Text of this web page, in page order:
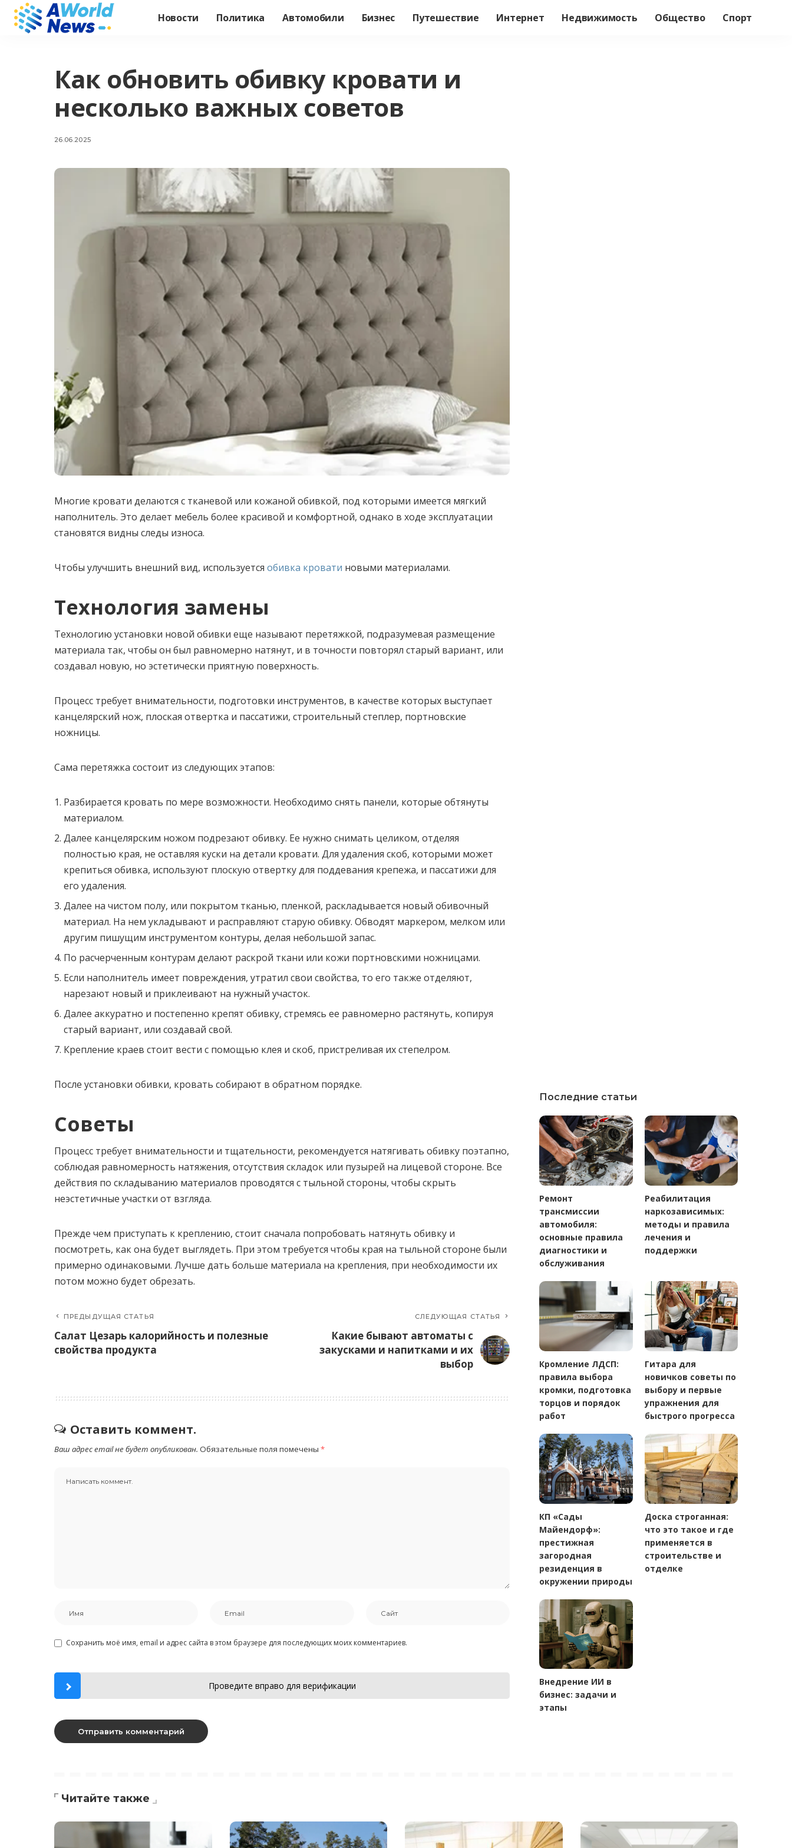
Новости Политика Автомобили Бизнес Путешествие Интернет Недвижимость Общество Спорт
Как обновить обивку кровати и
несколько важных советов
26.06.2025
Многие кровати делаются с тканевой или кожаной обивкой, под которыми имеется мягкий
наполнитель. Это делает мебель более красивой и комфортной, однако в ходе эксплуатации
становятся видны следы износа.
Чтобы улучшить внешний вид, используется обивка кровати новыми материалами.
Технология замены
Технологию установки новой обивки еще называют перетяжкой, подразумевая размещение
материала так, чтобы он был равномерно натянут, и в точности повторял старый вариант, или
создавал новую, но эстетически приятную поверхность.
Процесс требует внимательности, подготовки инструментов, в качестве которых выступает
канцелярский нож, плоская отвертка и пассатижи, строительный степлер, портновские
ножницы.
Сама перетяжка состоит из следующих этапов:
Разбирается кровать по мере возможности. Необходимо снять панели, которые обтянуты
материалом.
Далее канцелярским ножом подрезают обивку. Ее нужно снимать целиком, отделяя
полностью края, не оставляя куски на детали кровати. Для удаления скоб, которыми может
крепиться обивка, используют плоскую отвертку для поддевания крепежа, и пассатижи для
его удаления.
Далее на чистом полу, или покрытом тканью, пленкой, раскладывается новый обивочный
материал. На нем укладывают и расправляют старую обивку. Обводят маркером, мелком или
другим пишущим инструментом контуры, делая небольшой запас.
По расчерченным контурам делают раскрой ткани или кожи портновскими ножницами.
Если наполнитель имеет повреждения, утратил свои свойства, то его также отделяют,
нарезают новый и приклеивают на нужный участок.
Далее аккуратно и постепенно крепят обивку, стремясь ее равномерно растянуть, копируя
старый вариант, или создавай свой.
Крепление краев стоит вести с помощью клея и скоб, пристреливая их степелром.
После установки обивки, кровать собирают в обратном порядке.
Советы
Процесс требует внимательности и тщательности, рекомендуется натягивать обивку поэтапно,
соблюдая равномерность натяжения, отсутствия складок или пузырей на лицевой стороне. Все
действия по складыванию материалов проводятся с тыльной стороны, чтобы скрыть
неэстетичные участки от взгляда.
Прежде чем приступать к креплению, стоит сначала попробовать натянуть обивку и
посмотреть, как она будет выглядеть. При этом требуется чтобы края на тыльной стороне были
примерно одинаковыми. Лучше дать больше материала на крепления, при необходимости их
потом можно будет обрезать.
ПРЕДЫДУЩАЯ СТАТЬЯ
Салат Цезарь калорийность и полезные
свойства продукта
СЛЕДУЮЩАЯ СТАТЬЯ
Какие бывают автоматы с
закусками и напитками и их
выбор
Оставить коммент.
Ваш адрес email не будет опубликован. Обязательные поля помечены *
Сохранить моё имя, email и адрес сайта в этом браузере для последующих моих комментариев.
Проведите вправо для верификации
Последние статьи
Ремонт
трансмиссии
автомобиля:
основные правила
диагностики и
обслуживания
Реабилитация
наркозависимых:
методы и правила
лечения и
поддержки
Кромление ЛДСП:
правила выбора
кромки, подготовка
торцов и порядок
работ
Гитара для
новичков советы по
выбору и первые
упражнения для
быстрого прогресса
КП «Сады
Майендорф»:
престижная
загородная
резиденция в
окружении природы
Доска строганная:
что это такое и где
применяется в
строительстве и
отделке
Внедрение ИИ в
бизнес: задачи и
этапы
Читайте также